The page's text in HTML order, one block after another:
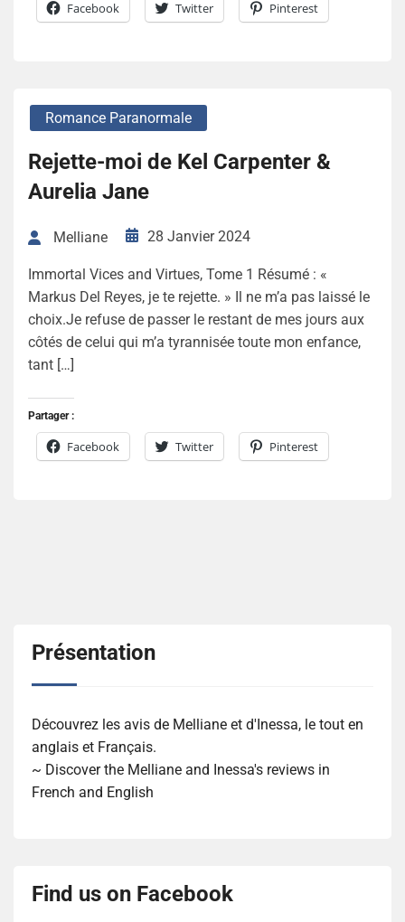
Facebook Twitter Pinterest
Romance Paranormale
Rejette-moi de Kel Carpenter &
Aurelia Jane
Melliane 28 Janvier 2024
Immortal Vices and Virtues, Tome 1 Résumé : «
Markus Del Reyes, je te rejette. » Il ne m’a pas laissé le
choix.Je refuse de passer le restant de mes jours aux
côtés de celui qui m’a tyrannisée toute mon enfance,
tant […]
Partager :
Facebook Twitter Pinterest
Présentation
Découvrez les avis de Melliane et d'Inessa, le tout en
anglais et Français.
~ Discover the Melliane and Inessa's reviews in
French and English
Find us on Facebook